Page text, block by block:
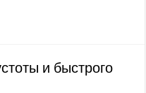
и быстрого